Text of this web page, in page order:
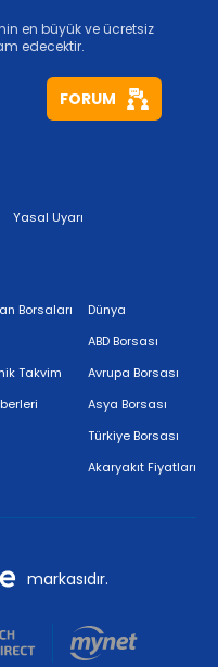
en büyük ve ücretsiz
edecektir.
FORUM
Yasal Uyarı
Borsaları
Takvim
Dünya
ABD Borsası
Avrupa Borsası
Asya Borsası
Türkiye Borsası
Akaryakıt Fiyatları
markasıdır.